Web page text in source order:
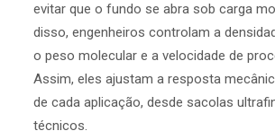
evitar que o fundo se abra sob carga
disso, engenheiros controlam a
o peso molecular e a velocidade de
Assim, eles ajustam a resposta
de cada aplicação, desde sacolas
técnicos.